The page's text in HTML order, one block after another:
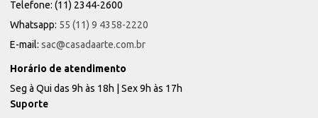
Telefone: (11) 2344-2600
Whatsapp: 55 (11) 9 4358-2220
E-mail: sac@casadaarte.com.br
Horário de atendimento
Seg à Qui das 9h às 18h | Sex 9h às 17h
Suporte